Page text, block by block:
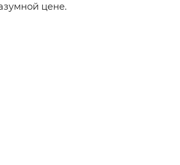
цене.